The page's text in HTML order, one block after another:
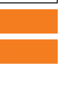
(11382)